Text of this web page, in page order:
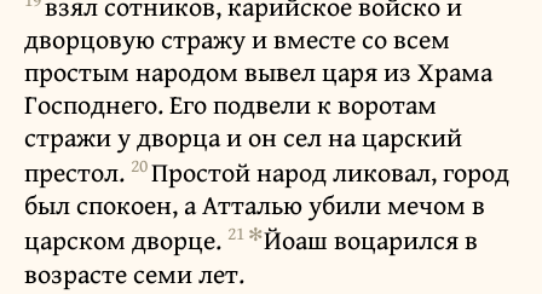
дворцовую стражу и вместе со всем
простым народом вывел царя из Храма
Господнего. Его подвели к воротам
стражи у дворца и он сел на царский
престол. 20Простой народ ликовал, город
был спокоен, а Атталью убили мечом в
царском дворце. 21✻Йоаш воцарился в
возрасте семи лет.